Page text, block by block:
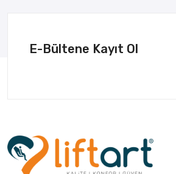
E-Bültene Kayıt Ol